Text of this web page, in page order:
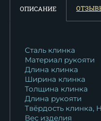
ОПИСАНИЕ
Сталь клинка
Материал рукояти
Длина клинка
Ширина клинка
Толщина клинка
Длина рукояти
Твёрдость клинка,
Вес изделия